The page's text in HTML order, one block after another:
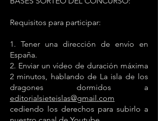
Requisitos para participar:
1. Tener una dirección de envío en
España.
2. Enviar un vídeo de duración máxima
2 minutos, hablando de La isla de los
dragones dormidos a
editorialsieteislas@gmail.com
cediendo los derechos para subirlo a